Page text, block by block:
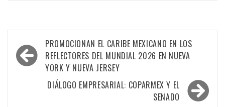
Navegación
de
entradas
PROMOCIONAN EL CARIBE MEXICANO EN LOS
REFLECTORES DEL MUNDIAL 2026 EN NUEVA
YORK Y NUEVA JERSEY
DIÁLOGO EMPRESARIAL: COPARMEX Y EL
SENADO